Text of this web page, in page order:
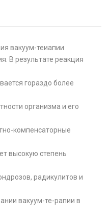
вакуум-теиапии
В результате реакция
гораздо более
организма и его
компенсаторные
высокую степень
радикулитов и
вакуум-те-рапии в